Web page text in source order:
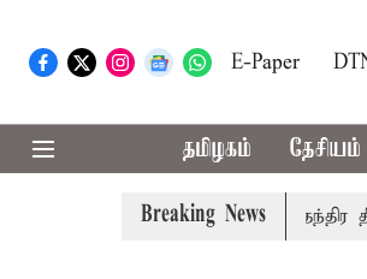
E-Paper
தமிழகம் தேசியம்
Breaking News
80-வது சுதந்திர